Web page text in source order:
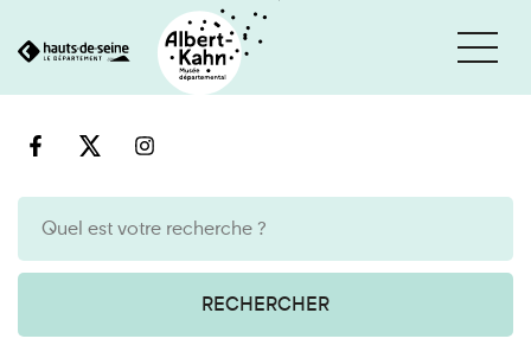
au
RECHERCHER
Cookies et traceurs utilisés sur ce site